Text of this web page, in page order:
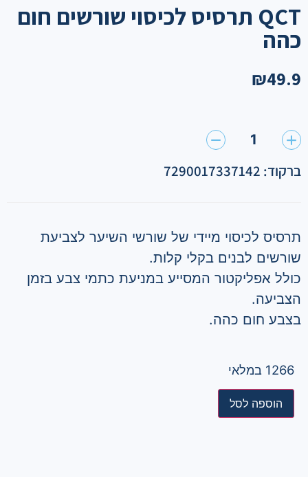
QCT תרסיס לכיסוי שורשים חום
כהה
₪49.9
1
ברקוד: 7290017337142
תרסיס לכיסוי מיידי של שורשי השיער לצביעת
שורשים לבנים בקלי קלות.
כולל אפליקטור המסייע במניעת כתמי צבע בזמן
הצביעה.
בצבע חום כהה.
1266 במלאי
הוספה לסל